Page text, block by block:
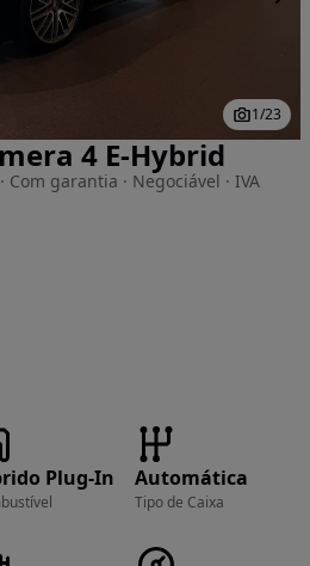
1/23
4 E-Hybrid
Com garantia · Negociável · IVA
Plug-In Automática
Tipo de Caixa